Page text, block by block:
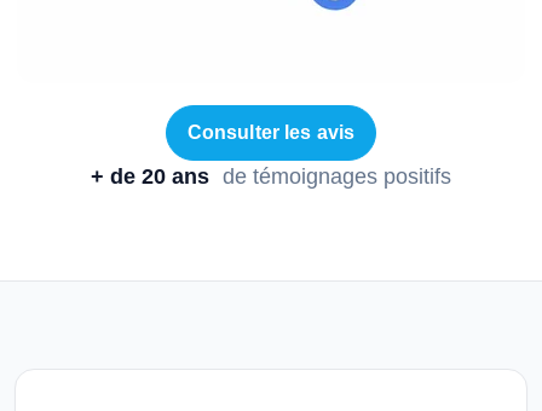
Consulter les avis
+ de 20 ans de témoignages positifs